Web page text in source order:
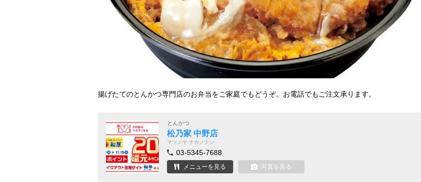
揚げたてのとんかつ専門店のお弁当をご家庭でもどうぞ。お電話でもご注文承ります。
とんかつ
松乃家 中野店
マツノヤ ナカノテン
03-5345-7688
メニューを見る 写真を見る